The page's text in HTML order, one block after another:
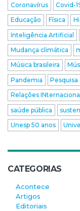
Coronavírus
Covid-
Educação
Física
Inteligência Artificial
Mudança climática
Música brasileira
Pandemia
Pesquisa
Relações
saúde pública
Unesp 50 anos
CATEGORIAS
Acontece
Artigos
Editoriais